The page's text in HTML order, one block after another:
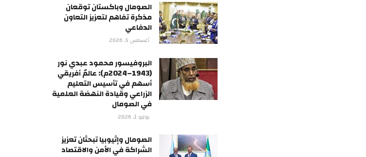
الصومال وباكستان توقعان
مذكرة تفاهم لتعزيز التعاون
الدفاعي
أغسطس 5, 2026
البروفيسور محمود عبدي نور
(1943–2024م): عالمٌ أفريقي
أسهم في تأسيس التعليم
الزراعي وقيادة النهضة العلمية
في الصومال
يوليو 1, 2026
الصومال وإثيوبيا تبحثان تعزيز
الشراكة في الأمن والاقتصاد